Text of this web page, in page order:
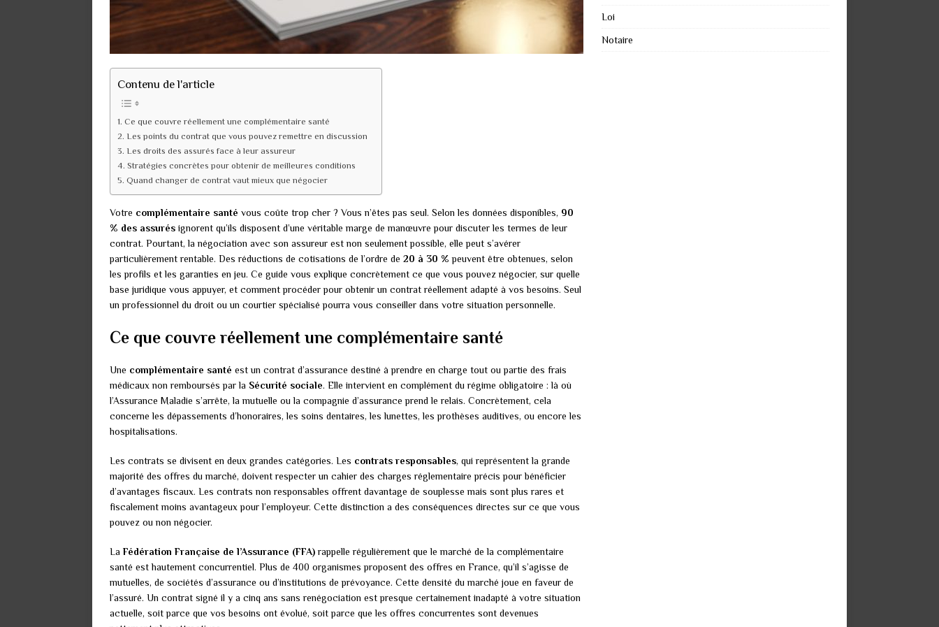
Contenu de l'article
Ce que couvre réellement une complémentaire santé
Les points du contrat que vous pouvez remettre en discussion
Les droits des assurés face à leur assureur
Stratégies concrètes pour obtenir de meilleures conditions
Quand changer de contrat vaut mieux que négocier
Votre complémentaire santé vous coûte trop cher ? Vous n’êtes pas seul. Selon les données disponibles, 90
% des assurés ignorent qu’ils disposent d’une véritable marge de manœuvre pour discuter les termes de leur
contrat. Pourtant, la négociation avec son assureur est non seulement possible, elle peut s’avérer
particulièrement rentable. Des réductions de cotisations de l’ordre de 20 à 30 % peuvent être obtenues, selon
les profils et les garanties en jeu. Ce guide vous explique concrètement ce que vous pouvez négocier, sur quelle
base juridique vous appuyer, et comment procéder pour obtenir un contrat réellement adapté à vos besoins. Seul
un professionnel du droit ou un courtier spécialisé pourra vous conseiller dans votre situation personnelle.
Ce que couvre réellement une complémentaire santé
Une complémentaire santé est un contrat d’assurance destiné à prendre en charge tout ou partie des frais
médicaux non remboursés par la Sécurité sociale. Elle intervient en complément du régime obligatoire : là où
l’Assurance Maladie s’arrête, la mutuelle ou la compagnie d’assurance prend le relais. Concrètement, cela
concerne les dépassements d’honoraires, les soins dentaires, les lunettes, les prothèses auditives, ou encore les
hospitalisations.
Les contrats se divisent en deux grandes catégories. Les contrats responsables, qui représentent la grande
majorité des offres du marché, doivent respecter un cahier des charges réglementaire précis pour bénéficier
d’avantages fiscaux. Les contrats non responsables offrent davantage de souplesse mais sont plus rares et
fiscalement moins avantageux pour l’employeur. Cette distinction a des conséquences directes sur ce que vous
pouvez ou non négocier.
La Fédération Française de l’Assurance (FFA)rappelle régulièrement que le marché de la complémentaire
santé est hautement concurrentiel. Plus de 400 organismes proposent des offres en France, qu’il s’agisse de
mutuelles, de sociétés d’assurance ou d’institutions de prévoyance. Cette densité du marché joue en faveur de
l’assuré. Un contrat signé il y a cinq ans sans renégociation est presque certainement inadapté à votre situation
actuelle, soit parce que vos besoins ont évolué, soit parce que les offres concurrentes sont devenues
Loi
Notaire